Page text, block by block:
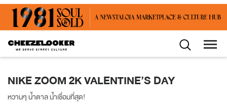
NIKE ZOOM 2K VALENTINE’S DAY
หวานๆ น้ำตาล น้ำเชื่อมที่สุด!